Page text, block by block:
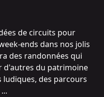
de circuits pour
ends dans nos jolis
des randonnées qui
d'autres du patrimoine
ludiques, des parcours